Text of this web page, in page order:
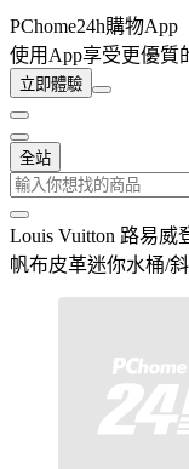
PChome24h購物App
使用App享受更優質
立即體驗
全站
Louis Vuitton 路易威
帆布皮革迷你水桶/